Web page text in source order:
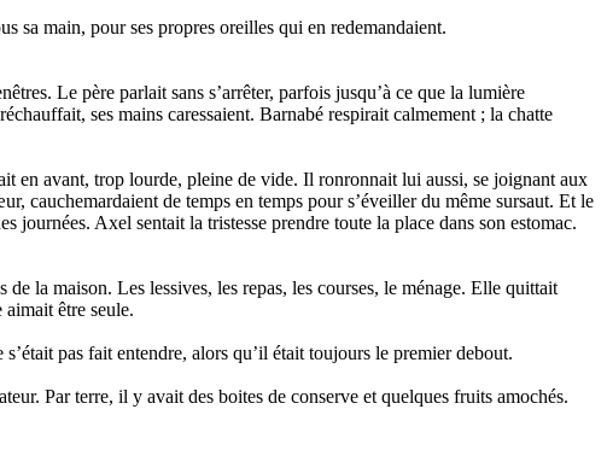
sa main, pour ses propres oreilles qui en redemandaient.
Le père parlait sans s’arrêter, parfois jusqu’à ce que la lumière
ses mains caressaient. Barnabé respirait calmement ; la chatte
en avant, trop lourde, pleine de vide. Il ronronnait lui aussi, se joignant aux
cauchemardaient de temps en temps pour s’éveiller du même sursaut. Et le
journées. Axel sentait la tristesse prendre toute la place dans son estomac.
la maison. Les lessives, les repas, les courses, le ménage. Elle quittait
être seule.
pas fait entendre, alors qu’il était toujours le premier debout.
Par terre, il y avait des boites de conserve et quelques fruits amochés.